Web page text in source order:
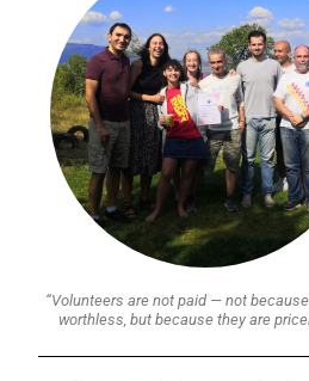
“Volunteers are not paid — not
worthless, but because they are